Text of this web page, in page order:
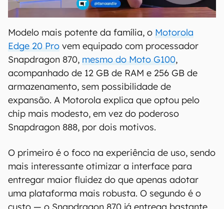
Modelo mais potente da família, o Motorola
Edge 20 Pro vem equipado com processador
Snapdragon 870, mesmo do Moto G100,
acompanhado de 12 GB de RAM e 256 GB de
armazenamento, sem possibilidade de
expansão. A Motorola explica que optou pelo
chip mais modesto, em vez do poderoso
Snapdragon 888, por dois motivos.
O primeiro é o foco na experiência de uso, sendo
mais interessante otimizar a interface para
entregar maior fluidez do que apenas adotar
uma plataforma mais robusta. O segundo é o